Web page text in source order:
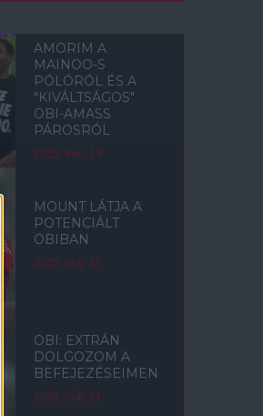
AMORIM A
MAINOO-S
PÓLÓRÓL ÉS A
"KIVÁLTSÁGOS"
OBI-AMASS
PÁROSRÓL
2025. dec. 19.
MOUNT LÁTJA A
POTENCIÁLT
OBIBAN
2025. máj. 31.
OBI: EXTRÁN
DOLGOZOM A
BEFEJEZÉSEIMEN
2025. máj. 31.